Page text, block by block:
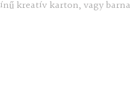
kreatív karton, vagy